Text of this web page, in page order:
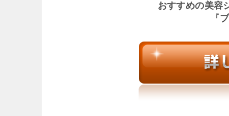
おすすめの美容
『